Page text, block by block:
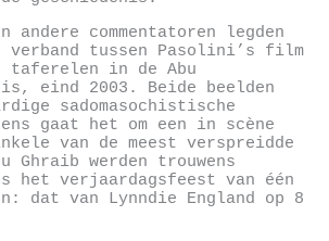
andere commentatoren legden
tussen Pasolini’s film
taferelen in de Abu
eind 2003. Beide beelden
sadomasochistische
gaat het om een in scène
van de meest verspreidde
Ghraib werden trouwens
het verjaardagsfeest van één
dat van Lynndie England op 8